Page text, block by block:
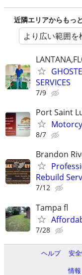
近隣エリアからもっ
より広い範囲を
SERVICES
7/9
Port Saint
8/7
Brandon
Rebuild
7/12
Tampa fl
7/28
ヘルプ 安
情報